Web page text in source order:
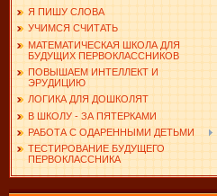
Я ПИШУ СЛОВА
УЧИМСЯ СЧИТАТЬ
МАТЕМАТИЧЕСКАЯ ШКОЛА ДЛЯ
БУДУЩИХ ПЕРВОКЛАССНИКОВ
ПОВЫШАЕМ ИНТЕЛЛЕКТ И
ЭРУДИЦИЮ
ЛОГИКА ДЛЯ ДОШКОЛЯТ
В ШКОЛУ - ЗА ПЯТЕРКАМИ
РАБОТА С ОДАРЕННЫМИ ДЕТЬМИ
ТЕСТИРОВАНИЕ БУДУЩЕГО
ПЕРВОКЛАССНИКА